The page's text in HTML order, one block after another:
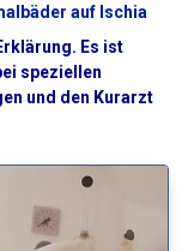
auf Ischia
Es ist
speziellen
und den Kurarzt